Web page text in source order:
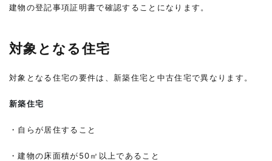
建物の登記事項証明書で確認することになります。
対象となる住宅
対象となる住宅の要件は、新築住宅と中古住宅で異なります。
新築住宅
・自らが居住すること
・建物の床面積が50㎡以上であること